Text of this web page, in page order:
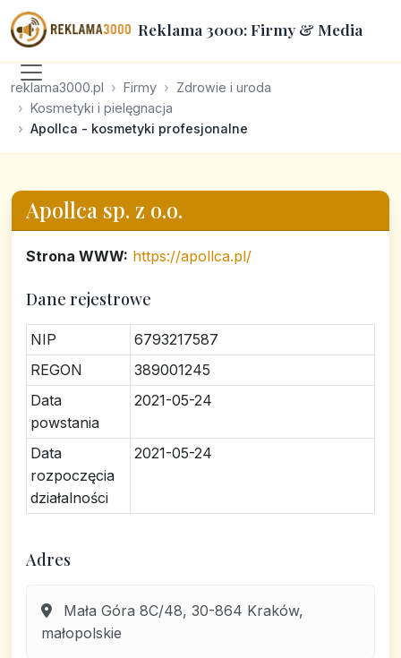
Reklama 3000: Firmy & Media
reklama3000.pl Firmy
Zdrowie i uroda
Kosmetyki i pielęgnacja
Apollca - kosmetyki profesjonalne
Apollca sp. z o.o.
Strona WWW: https://apollca.pl/
Dane rejestrowe
NIP
6793217587
REGON
389001245
Data
powstania
2021-05-24
Data
rozpoczęcia
działalności
2021-05-24
Adres
Mała Góra 8C/48, 30-864 Kraków,
małopolskie